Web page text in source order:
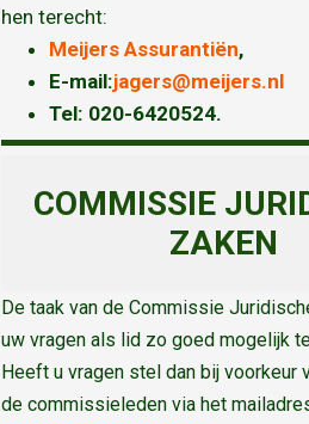
hen terecht:
Meijers Assurantiën,
E-mail:jagers@meijers.nl
Tel: 020-6420524.
COMMISSIE
ZAKEN
De taak van de Commissie
uw vragen als lid zo goed mogelijk
Heeft u vragen stel dan bij voorkeur
de commissieleden via het